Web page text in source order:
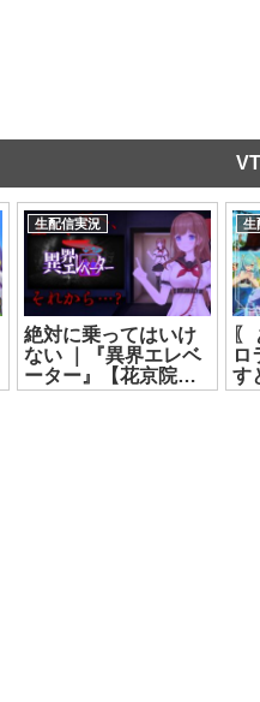
生配信実況
絶対に乗ってはいけ
ない ｜『異界エレベ
ーター』【花京院ち
えり】[2026.07.26]
生
〖
ロ
す
戦